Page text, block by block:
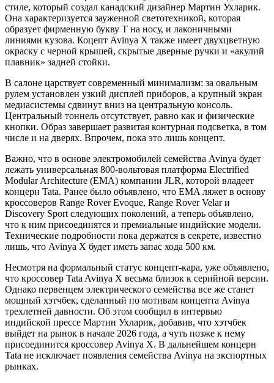
стиле, который создал канадский дизайнер Мартин Ухларик.
Она характеризуется зауженной светотехникой, которая
образует фирменную букву T на носу, и лаконичными
линиями кузова. Коцепт Avinya X также имеет двухцветную
окраску с черной крышей, скрытые дверные ручки и «акулий
плавник» задней стойки.
В салоне царствует современный минимализм: за овальным
рулем установлен узкий дисплей приборов, а крупный экран
медиасистемы сдвинут вниз на центральную консоль.
Центральный тоннель отсутствует, равно как и физические
кнопки. Образ завершает развитая контурная подсветка, в том
числе и на дверях. Впрочем, пока это лишь концепт.
Важно, что в основе электромобилей семейства Avinya будет
лежать универсальная 800-вольтовая платформа Electrified
Modular Architecture (EMA) компании JLR, которой владеет
концерн Tata. Ранее было объявлено, что EMA ляжет в основу
кроссоверов Range Rover Evoque, Range Rover Velar и
Discovery Sport следующих поколений, а теперь объявлено,
что к ним присоединятся и премиальные индийские модели.
Технические подробности пока держатся в секрете, известно
лишь, что Avinya X будет иметь запас хода 500 км.
Несмотря на формальный статус концепт-кара, уже объявлено,
что кроссовер Tata Avinya X весьма близок к серийной версии.
Однако первенцем электрического семейства все же станет
мощный хэтчбек, сделанный по мотивам концепта Avinya
трехлетней давности. Об этом сообщил в интервью
индийской прессе Мартин Ухларик, добавив, что хэтчбек
выйдет на рынок в начале 2026 года, а чуть позже к нему
присоединится кроссовер Avinya X. В дальнейшем концерн
Tata не исключает появления семейства Avinya на экспортных
рынках.